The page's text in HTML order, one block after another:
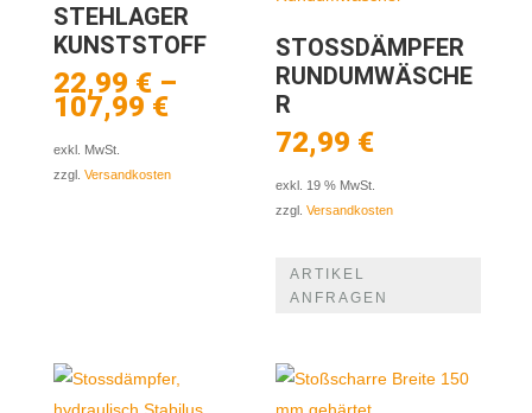
STEHLAGER
KUNSTSTOFF
22,99 €–
107,99 €
exkl. MwSt.
zzgl. Versandkosten
STOSSDÄMPFER
RUNDUMWÄSCHE
R
72,99 €
exkl. 19 % MwSt.
zzgl.Versandkosten
ARTIKEL
ANFRAGEN